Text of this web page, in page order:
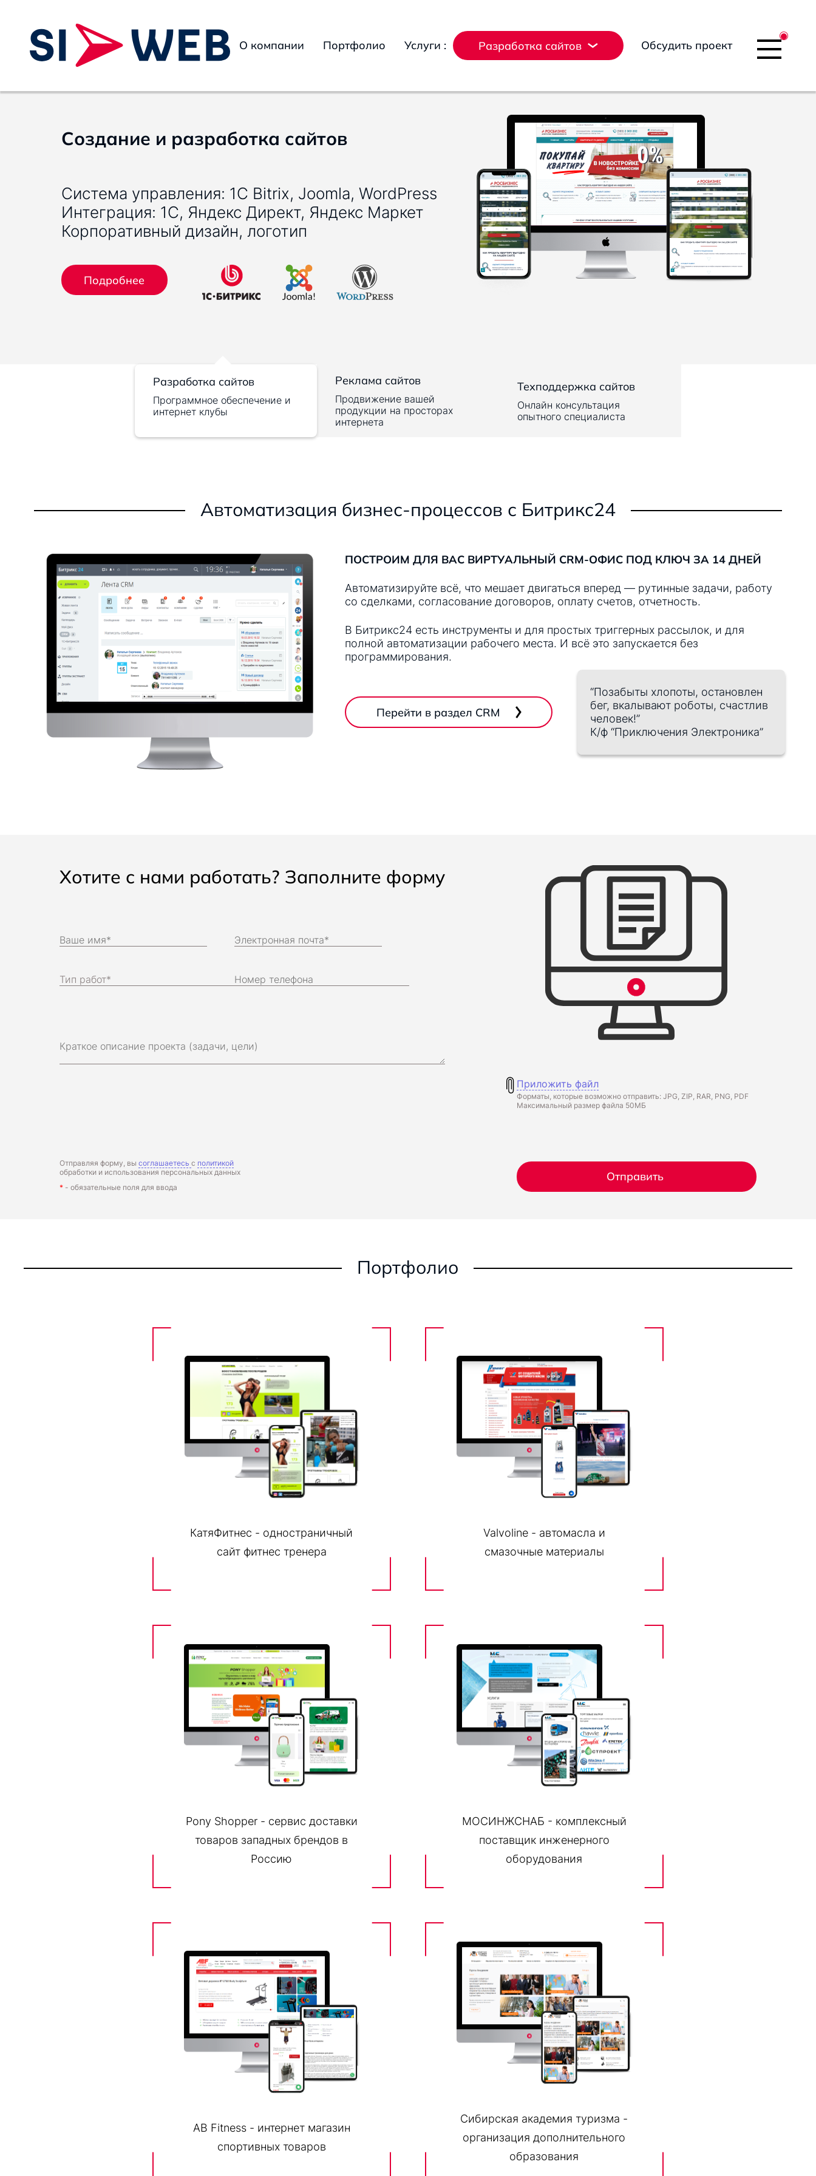
О компании Портфолио Услуги : Разработка сайтов Обсудить проект
Создание и разработка сайтов
Система управления: 1C Bitrix, Joomla, WordPress
Интеграция: 1C, Яндекс Директ, Яндекс Маркет
Корпоративный дизайн, логотип
Подробнее
Разработка сайтов
Программное обеспечение и
интернет клубы
Реклама сайтов
Продвижение вашей
продукции на просторах
интернета
Техподдержка сайтов
Онлайн консультация
опытного специалиста
Автоматизация бизнес-процессов с Битрикс24
ПОСТРОИМ ДЛЯ ВАС ВИРТУАЛЬНЫЙ CRM-ОФИС ПОД КЛЮЧ ЗА 14 ДНЕЙ
Автоматизируйте всё, что мешает двигаться вперед — рутинные задачи, работу
со сделками, согласование договоров, оплату счетов, отчетность.
В Битрикс24 есть инструменты и для простых триггерных рассылок, и для
полной автоматизации рабочего места. И всё это запускается без
программирования.
Перейти в раздел CRM
“Позабыты хлопоты, остановлен
бег, вкалывают роботы, счастлив
человек!”
К/ф “Приключения Электроника”
Хотите с нами работать? Заполните форму
Отправляя форму, вы соглашаетесь с политикой
обработки и использования персональных данных
* - обязательные поля для ввода
Приложить файл
Форматы, которые возможно отправить: JPG, ZIP, RAR, PNG, PDF
Максимальный размер файла 50МБ
Отправить
Портфолио
КатяФитнес - одностраничный
сайт фитнес тренера
Valvoline - автомасла и
смазочные материалы
Pony Shopper - сервис доставки
товаров западных брендов в
Россию
МОСИНЖСНАБ - комплексный
поставщик инженерного
оборудования
AB Fitness - интернет магазин
спортивных товаров
Сибирская академия туризма -
организация дополнительного
образования